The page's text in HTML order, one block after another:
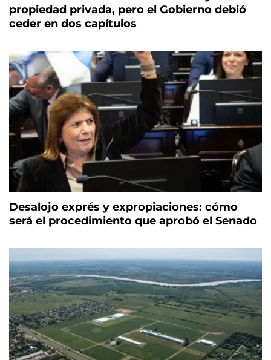
propiedad privada, pero el Gobierno debió
ceder en dos capítulos
Desalojo exprés y expropiaciones: cómo
será el procedimiento que aprobó el Senado